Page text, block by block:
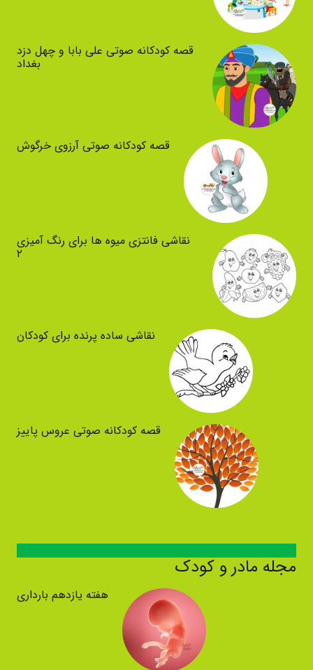
قصه کودکانه صوتی علی بابا و چهل دزد
بغداد
قصه کودکانه صوتی آرزوی خرگوش
نقاشی فانتزی میوه ها برای رنگ آمیزی
۲
نقاشی ساده پرنده برای کودکان
قصه کودکانه صوتی عروس پاییز
مجله مادر و کودک
هفته یازدهم بارداری